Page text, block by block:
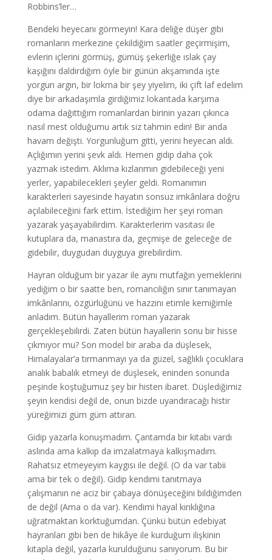
Robbins’ler…
Bendeki heyecanı görmeyin! Kara deliğe düşer gibi
romanların merkezine çekildiğim saatler geçirmişim,
evlerin içlerini görmüş, gümüş şekerliğe ıslak çay
kaşığını daldırdığım öyle bir günün akşamında işte
yorgun argın, bir lokma bir şey yiyelim, iki çift laf edelim
diye bir arkadaşımla girdiğimiz lokantada karşıma
odama dağıttığım romanlardan birinin yazarı çıkınca
nasıl mest olduğumu artık siz tahmin edin! Bir anda
havam değişti. Yorgunluğum gitti, yerini heyecan aldı.
Açlığımın yerini şevk aldı. Hemen gidip daha çok
yazmak istedim. Aklıma kızlarımın gidebileceği yeni
yerler, yapabilecekleri şeyler geldi. Romanımın
karakterleri sayesinde hayatın sonsuz imkânlara doğru
açılabileceğini fark ettim. İstediğim her şeyi roman
yazarak yaşayabilirdim. Karakterlerim vasıtası ile
kutuplara da, manastıra da, geçmişe de geleceğe de
gidebilir, duygudan duyguya girebilirdim.
Hayran olduğum bir yazar ile aynı mutfağın yemeklerini
yediğim o bir saatte ben, romancılığın sınır tanımayan
imkânlarını, özgürlüğünü ve hazzını etimle kemiğimle
anladım. Bütün hayallerim roman yazarak
gerçekleşebilirdi. Zaten bütün hayallerin sonu bir hisse
çıkmıyor mu? Son model bir araba da düşlesek,
Himalayalar’a tırmanmayı ya da güzel, sağlıklı çocuklara
analık babalık etmeyi de düşlesek, eninden sonunda
peşinde koştuğumuz şey bir histen ibaret. Düşlediğimiz
şeyin kendisi değil de, onun bizde uyandıracağı histir
yüreğimizi güm güm attıran.
Gidip yazarla konuşmadım. Çantamda bir kitabı vardı
aslında ama kalkıp da imzalatmaya kalkışmadım.
Rahatsız etmeyeyim kaygısı ile değil. (O da var tabii
ama bir tek o değil). Gidip kendimi tanıtmaya
çalışmanın ne aciz bir çabaya dönüşeceğini bildiğimden
de değil (Ama o da var). Kendimi hayal kırıklığına
uğratmaktan korktuğumdan. Çünkü bütün edebiyat
hayranları gibi ben de hikâye ile kurduğum ilişkinin
kitapla değil, yazarla kurulduğunu sanıyorum. Bu bir